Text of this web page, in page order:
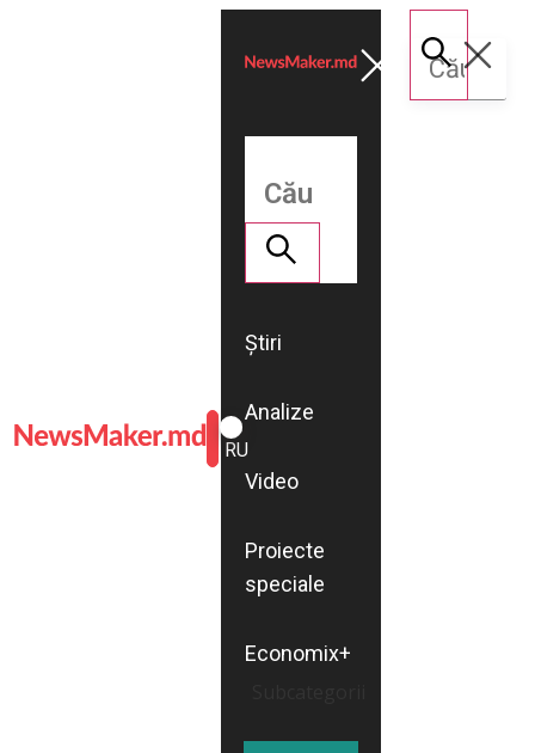
ROMÂNĂ
RU
Știri
Analize
Video
Proiecte
speciale
Economix+